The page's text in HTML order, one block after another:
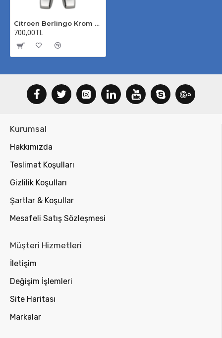
Citroen Berlingo Krom Arka Menteşe Kapağı 2008-2018 Uyumlu
700,00TL
Kurumsal
Hakkımızda
Teslimat Koşulları
Gizlilik Koşulları
Şartlar & Koşullar
Mesafeli Satış Sözleşmesi
Müşteri Hizmetleri
İletişim
Değişim İşlemleri
Site Haritası
Markalar